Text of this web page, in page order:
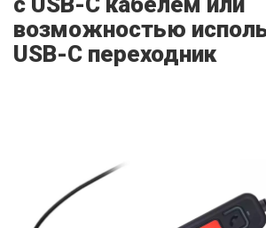
возможностью
USB-C переходник